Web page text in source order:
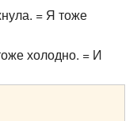
= Я тоже
холодно. = И